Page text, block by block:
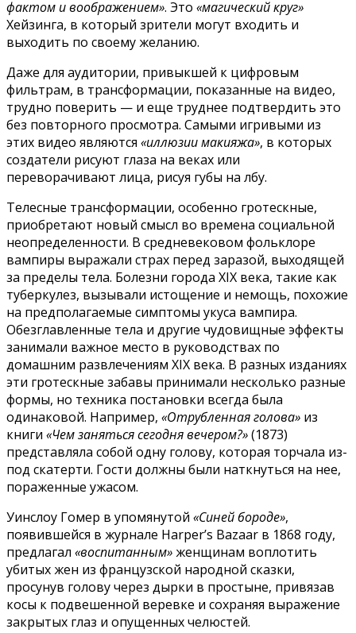
фактом и воображением». Это «магический круг»
Хейзинга, в который зрители могут входить и
выходить по своему желанию.
Даже для аудитории, привыкшей к цифровым
фильтрам, в трансформации, показанные на видео,
трудно поверить — и еще труднее подтвердить это
без повторного просмотра. Самыми игривыми из
этих видео являются «иллюзии макияжа», в которых
создатели рисуют глаза на веках или
переворачивают лица, рисуя губы на лбу.
Телесные трансформации, особенно гротескные,
приобретают новый смысл во времена социальной
неопределенности. В средневековом фольклоре
вампиры выражали страх перед заразой, выходящей
за пределы тела. Болезни города XIX века, такие как
туберкулез, вызывали истощение и немощь, похожие
на предполагаемые симптомы укуса вампира.
Обезглавленные тела и другие чудовищные эффекты
занимали важное место в руководствах по
домашним развлечениям XIX века. В разных изданиях
эти гротескные забавы принимали несколько разные
формы, но техника постановки всегда была
одинаковой. Например, «Отрубленная голова» из
книги «Чем заняться сегодня вечером?»(1873)
представляла собой одну голову, которая торчала из-
под скатерти. Гости должны были наткнуться на нее,
пораженные ужасом.
Уинслоу Гомер в упомянутой «Синей бороде»,
появившейся в журнале Harper’s Bazaar в 1868 году,
предлагал «воспитанным»женщинам воплотить
убитых жен из французской народной сказки,
просунув голову через дырки в простыне, привязав
косы к подвешенной веревке и сохраняя выражение
закрытых глаз и опущенных челюстей.